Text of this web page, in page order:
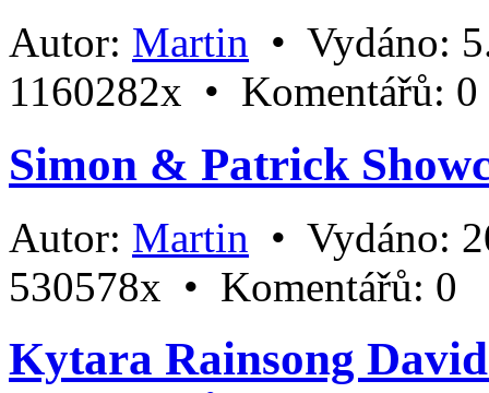
Autor: Martin • Vydáno:
1160282x • Komentářů: 0
Simon & Patrick
Autor: Martin • Vydáno:
530578x • Komentářů: 0
Kytara Rainsong